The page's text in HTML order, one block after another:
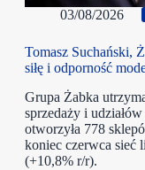
03/08/2026
Tomasz Suchański,
siłę i odporność
Grupa Żabka
sprzedaży i
otworzyła 778
koniec czerwca sieć
(+10,8% r/r).